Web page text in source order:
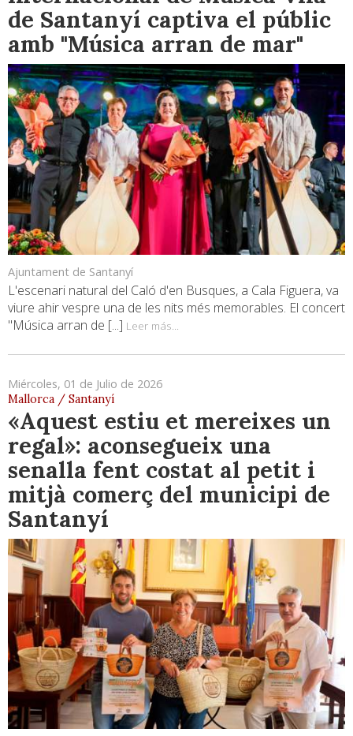
de Santanyí captiva el públic
amb "Música arran de mar"
Ajuntament de Santanyí
L'escenari natural del Caló d'en Busques, a Cala Figuera, va
viure ahir vespre una de les nits més memorables. El concert
"Música arran de [...] Leer más...
Miércoles, 01 de Julio de 2026
Mallorca / Santanyí
«Aquest estiu et mereixes un
regal»: aconsegueix una
senalla fent costat al petit i
mitjà comerç del municipi de
Santanyí